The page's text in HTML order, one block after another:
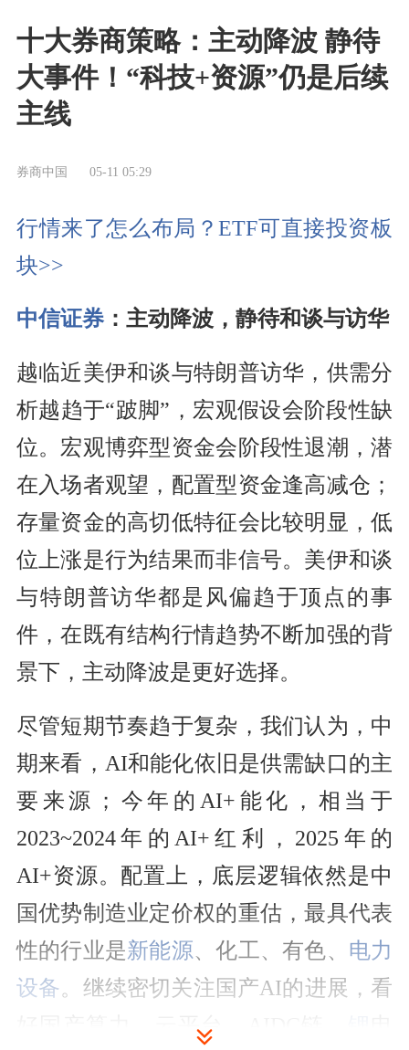
十大券商策略：主动降波 静待
大事件！“科技+资源”仍是后续
主线
券商中国 05-11 05:29
行情来了怎么布局？ETF可直接投资板
块>>
中信证券：主动降波，静待和谈与访华
越临近美伊和谈与特朗普访华，供需分
析越趋于“跛脚”，宏观假设会阶段性缺
位。宏观博弈型资金会阶段性退潮，潜
在入场者观望，配置型资金逢高减仓；
存量资金的高切低特征会比较明显，低
位上涨是行为结果而非信号。美伊和谈
与特朗普访华都是风偏趋于顶点的事
件，在既有结构行情趋势不断加强的背
景下，主动降波是更好选择。
尽管短期节奏趋于复杂，我们认为，中
期来看，AI和能化依旧是供需缺口的主
要来源；今年的AI+能化，相当于
2023~2024年的AI+红利，2025年的
AI+资源。配置上，底层逻辑依然是中
国优势制造业定价权的重估，最具代表
性的行业是新能源、化工、有色、 电力
设备。继续密切关注国产AI的进展，看
好国产算力、云平台。AIDC链、